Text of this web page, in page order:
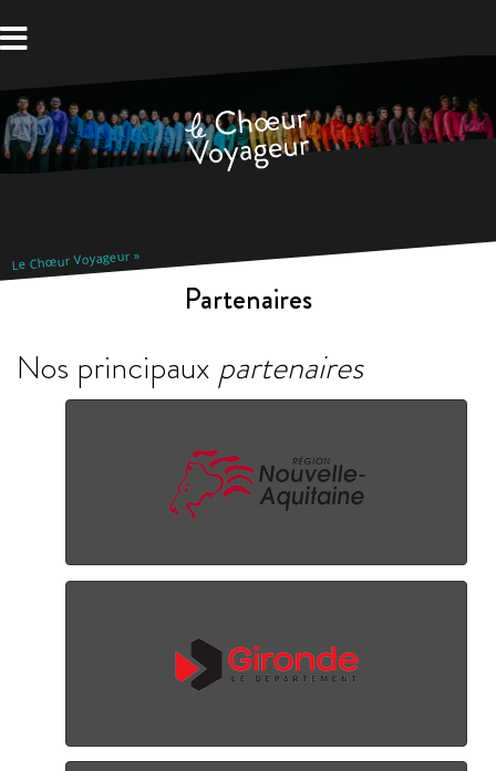
au
Le Chœur Voyageur
Partenaires
Nos principaux partenaires